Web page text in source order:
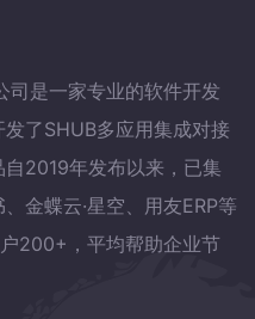
是一家专业的软件开发
了SHUB多应用集成对接
2019年发布以来，已集
金蝶云·星空、用友ERP等
200+，平均帮助企业节